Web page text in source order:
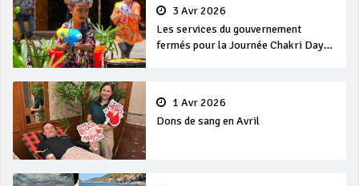
3 Avr 2026
Les services du gouvernement
fermés pour la Journée Chakri Day
1 Avr 2026
Dons de sang en Avril